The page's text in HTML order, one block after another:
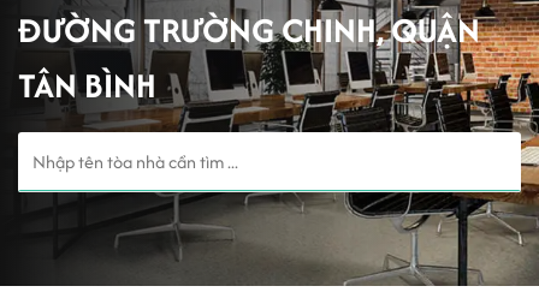
ĐƯỜNG TRƯỜNG CHINH, QUẬN
TÂN BÌNH